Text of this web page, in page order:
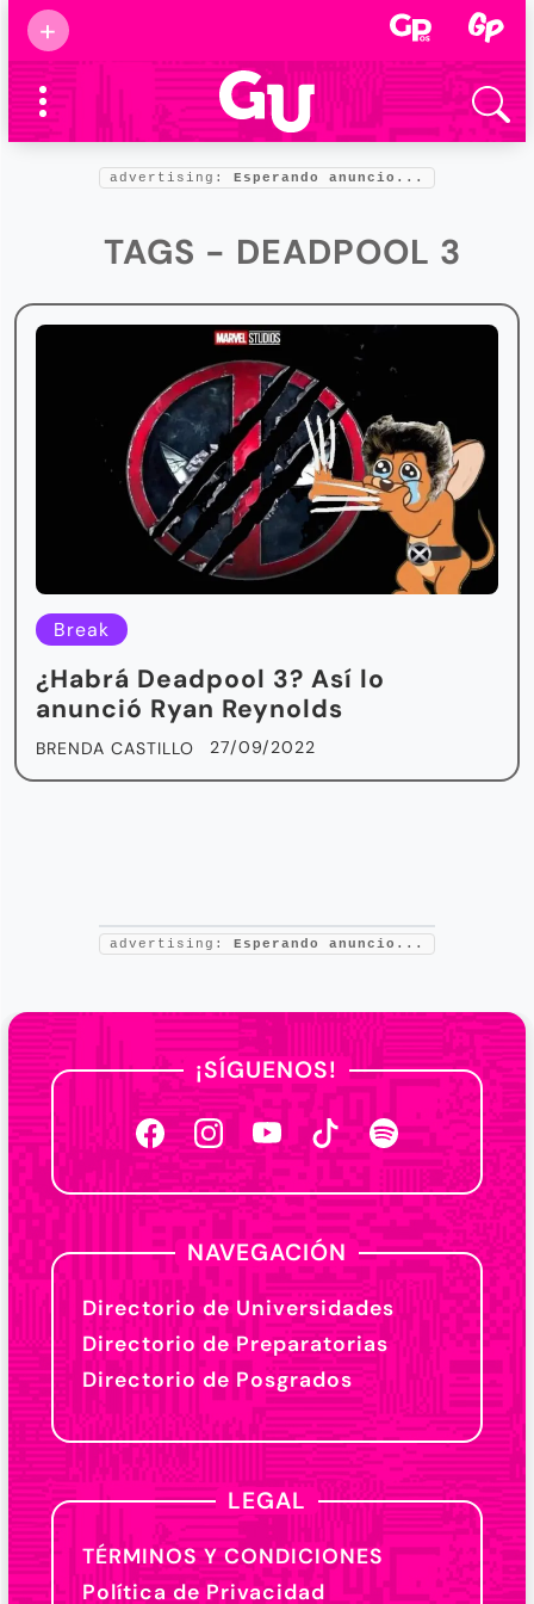
+
Supermamás
2025
Marcas de
confianza
Foro salud
advertising: Esperando anuncio...
TAGS - DEADPOOL 3
Break
¿Habrá Deadpool 3? Así lo
anunció Ryan Reynolds
BRENDA CASTILLO 27/09/2022
advertising: Esperando anuncio...
¡SÍGUENOS!
NAVEGACIÓN
Directorio de Universidades
Directorio de Preparatorias
Directorio de Posgrados
LEGAL
TÉRMINOS Y CONDICIONES
Política de Privacidad